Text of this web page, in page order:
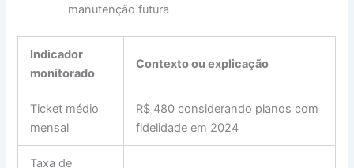
manutenção futura
Indicador
monitorado
Contexto ou explicação
Ticket médio
mensal
R$ 480 considerando planos com
fidelidade em 2024
Taxa de